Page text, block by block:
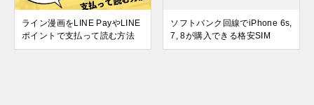
ライン漫画をLINE PayやLINE
ポイントで支払って読む方法
ソフトバンク回線でiPhone 6s,
7, 8が購入できる格安SIM